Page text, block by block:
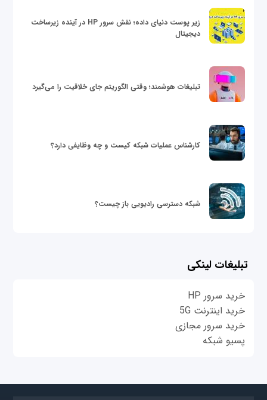
زیر پوست دنیای داده؛ نقش سرور HP در آینده زیرساخت
دیجیتال
تبلیغات هوشمند؛ وقتی الگوریتم جای خلاقیت را می‌گیرد
کارشناس عملیات شبکه کیست و چه وظایفی دارد؟
شبکه دسترسی رادیویی باز چیست؟
تبلیغات لینکی
خرید سرور HP
خرید اینترنت 5G
خرید سرور مجازی
پسیو شبکه